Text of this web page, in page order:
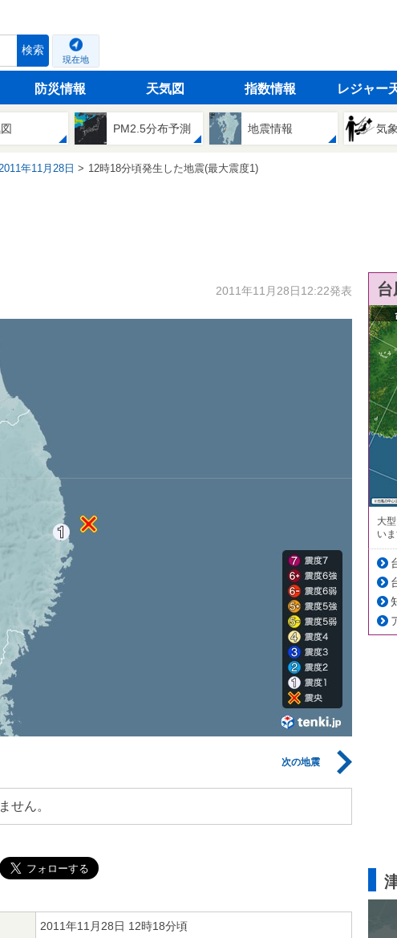
検索
現在地
防災情報 天気図 指数情報 レジャー
PM2.5分布予測 地震情報 気
年11月28日 12時18分頃発生した地震(最大震度1)
2011年11月28日12:22発表
次の地震
せん。
2011年11月28日 12時18分頃
大
い